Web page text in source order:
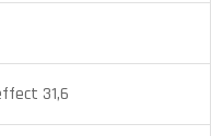
31,6